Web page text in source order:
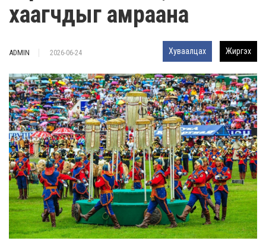
хаагчдыг амраана
ADMIN 2026-06-24 Хуваалцах Жиргэх